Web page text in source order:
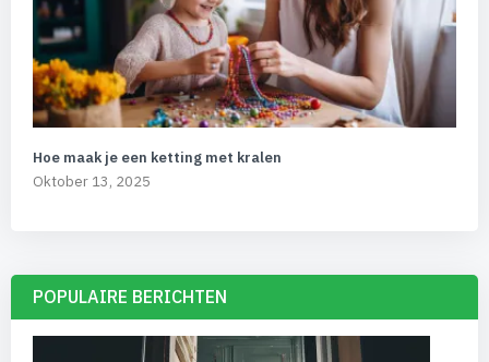
Hoe maak je een ketting met kralen
Oktober 13, 2025
POPULAIRE BERICHTEN